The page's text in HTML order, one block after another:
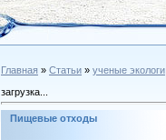
Главная » Статьи » ученые экологи
загрузка...
Пищевые отходы